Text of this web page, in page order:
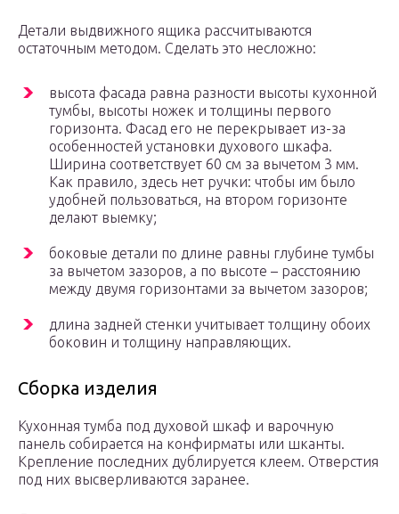
Детали выдвижного ящика рассчитываются
остаточным методом. Сделать это несложно:
высота фасада равна разности высоты кухонной
тумбы, высоты ножек и толщины первого
горизонта. Фасад его не перекрывает из-за
особенностей установки духового шкафа.
Ширина соответствует 60 см за вычетом 3 мм.
Как правило, здесь нет ручки: чтобы им было
удобней пользоваться, на втором горизонте
делают выемку;
боковые детали по длине равны глубине тумбы
за вычетом зазоров, а по высоте – расстоянию
между двумя горизонтами за вычетом зазоров;
длина задней стенки учитывает толщину обоих
боковин и толщину направляющих.
Сборка изделия
Кухонная тумба под духовой шкаф и варочную
панель собирается на конфирматы или шканты.
Крепление последних дублируется клеем. Отверстия
под них высверливаются заранее.